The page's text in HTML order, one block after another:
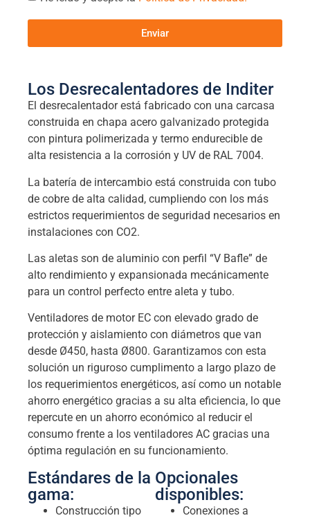
Enviar
Los Desrecalentadores de Inditer
El desrecalentador está fabricado con una carcasa
construida en chapa acero galvanizado protegida
con pintura polimerizada y termo endurecible de
alta resistencia a la corrosión y UV de RAL 7004.
La batería de intercambio está construida con tubo
de cobre de alta calidad, cumpliendo con los más
estrictos requerimientos de seguridad necesarios en
instalaciones con CO2.
Las aletas son de aluminio con perfil “V Bafle” de
alto rendimiento y expansionada mecánicamente
para un control perfecto entre aleta y tubo.
Ventiladores de motor EC con elevado grado de
protección y aislamiento con diámetros que van
desde Ø450, hasta Ø800. Garantizamos con esta
solución un riguroso cumplimento a largo plazo de
los requerimientos energéticos, así como un notable
ahorro energético gracias a su alta eficiencia, lo que
repercute en un ahorro económico al reducir el
consumo frente a los ventiladores AC gracias una
óptima regulación en su funcionamiento.
Estándares de la
gama:
Construcción tipo
Opcionales
disponibles:
Conexiones a